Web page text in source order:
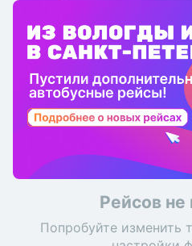
Рейсов не
Попробуйте изменить